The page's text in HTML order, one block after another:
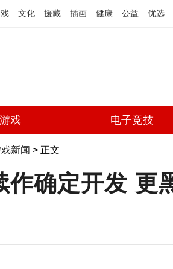
文化 援藏 插画 健康 公益 优选
戏 电子竞技
新闻 > 正文
作确定开发